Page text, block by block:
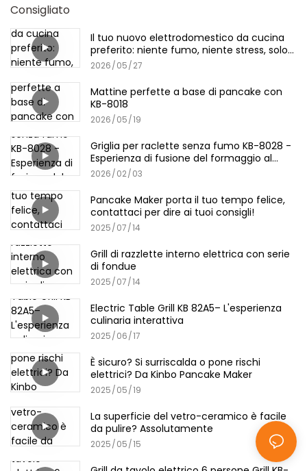
Consigliato
Il tuo nuovo elettrodomestico da cucina
preferito: niente fumo, niente stress, solo
griglia
2026 05 27
Mattine perfette a base di pancake con
KB-8018
2026 05 19
Griglia per raclette senza fumo KB-8028 -
Esperienza di fusione del formaggio al
chiuso
2026 02 03
Pancake Maker porta il tuo tempo felice,
contattaci per dire ai tuoi consigli!
2025 07 14
Grill di razzlette interno elettrica con serie
di fondue
2025 07 14
Electric Table Grill KB 82A5– L'esperienza
culinaria interattiva
2025 06 17
È sicuro? Si surriscalda o pone rischi
elettrici? Da Kinbo Pancake Maker
2025 05 19
La superficie del vetro-ceramico è facile
da pulire? Assolutamente
2025 05 15